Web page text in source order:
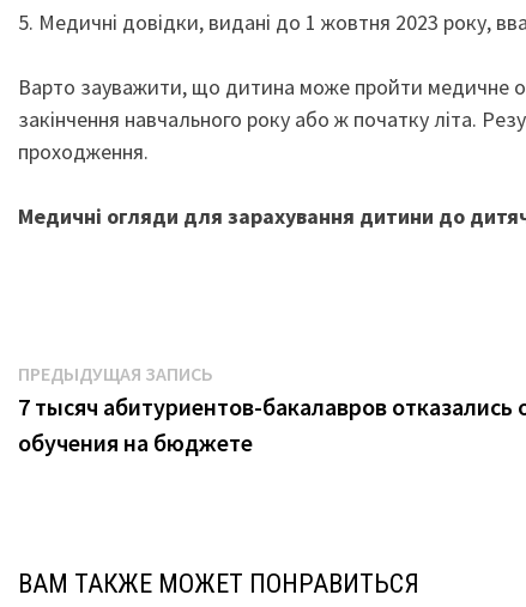
5. Медичні довідки, видані до 1 жовтня 2023 року,
Варто зауважити, що дитина може пройти медичне
закінчення навчального року або ж початку літа.
проходження.
Медичні огляди для зарахування дитини до
Навигация
по
записям
ПРЕДЫДУЩАЯ ЗАПИСЬ
запись:
7 тысяч абитуриентов-бакалавров отказались
обучения на бюджете
ВАМ ТАКЖЕ МОЖЕТ ПОНРАВИТЬСЯ